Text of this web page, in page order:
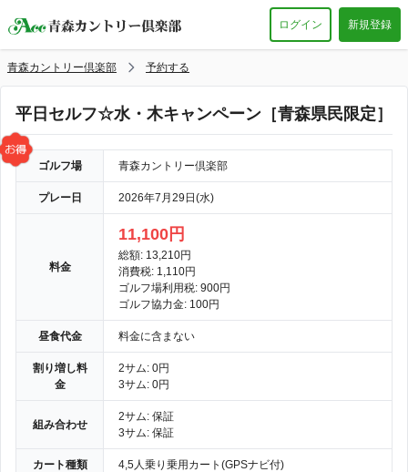
ログイン 新規登録
青森カントリー倶楽部 予約する
平日セルフ☆水・木キャンペーン［青森県民限定］
ゴルフ場 青森カントリー倶楽部
プレー日 2026年7月29日(水)
料金
11,100円
総額: 13,210円
消費税: 1,110円
ゴルフ場利用税: 900円
ゴルフ協力金: 100円
昼食代金 料金に含まない
割り増し料
金
2サム: 0円
3サム: 0円
組み合わせ
2サム: 保証
3サム: 保証
カート種類 4,5人乗り乗用カート(GPSナビ付)